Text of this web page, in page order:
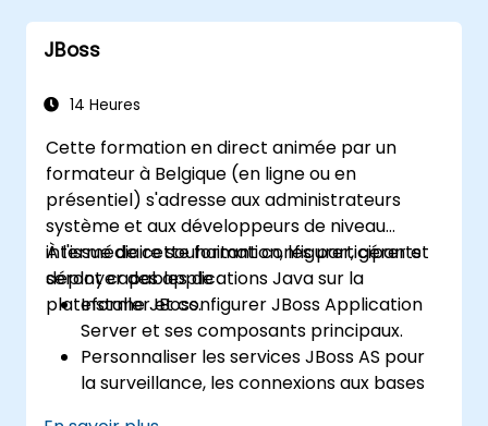
JBoss
14 Heures
Cette formation en direct animée par un
formateur à Belgique (en ligne ou en
présentiel) s'adresse aux administrateurs
système et aux développeurs de niveau
intermédiaire souhaitant configurer, gérer et
déployer des applications Java sur la
plateforme JBoss.
À l'issue de cette formation, les participants
seront capables de :
Installer et configurer JBoss Application
Server et ses composants principaux.
Personnaliser les services JBoss AS pour
la surveillance, les connexions aux bases